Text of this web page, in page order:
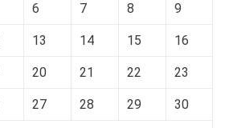
6 7 8 9
13 14 15 16
20 21 22 23
27 28 29 30